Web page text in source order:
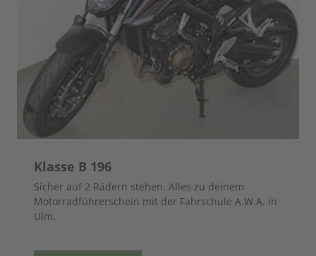
Klasse B 196
Sicher auf 2 Rädern stehen. Alles zu deinem
Motorradführerschein mit der Fahrschule A.W.A. in
Ulm.